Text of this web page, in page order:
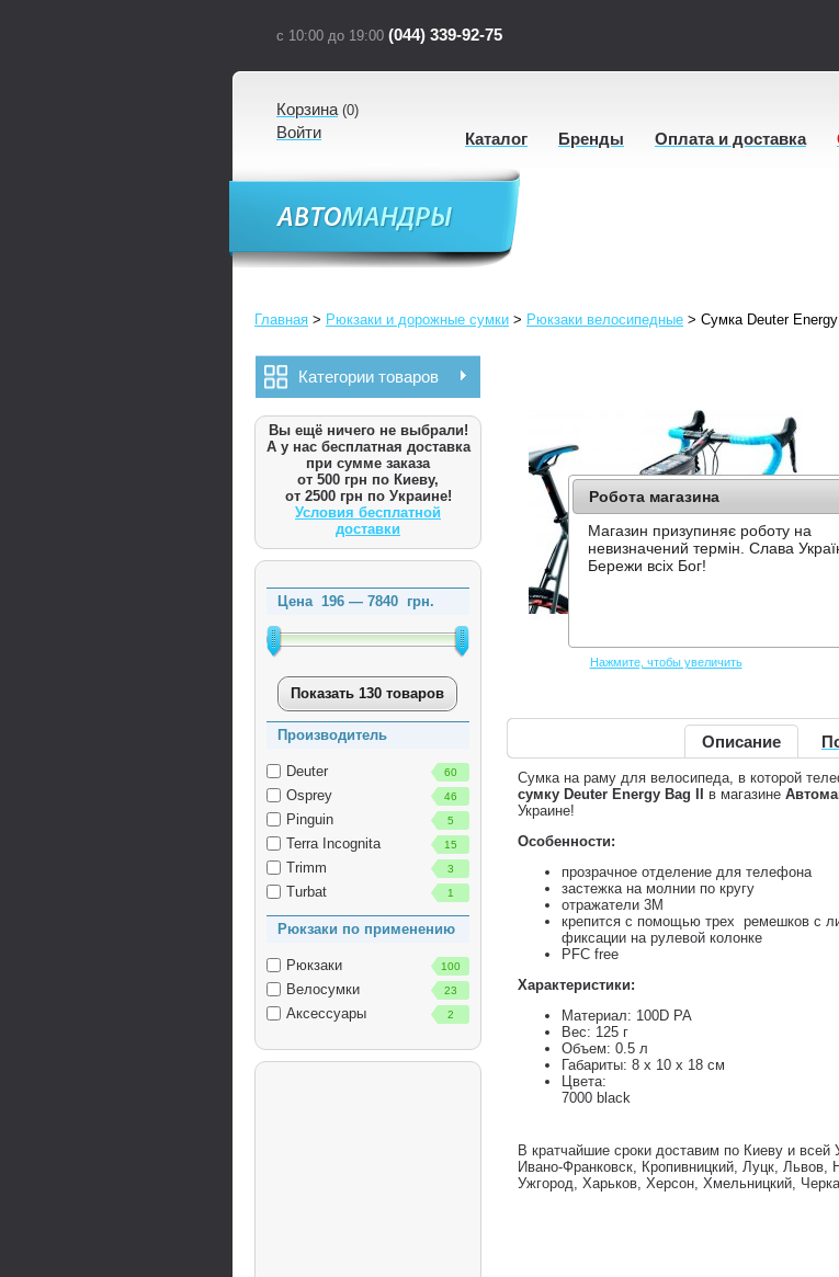
с 10:00 до 19:00 (044) 339-92-75
Корзина(0)
Войти Каталог Бренды Оплата и доставка
Главная > Рюкзаки и дорожные сумки > Рюкзаки велосипедные > Сумка Deuter Energy
Категории товаров
Вы ещё ничего не выбрали!
А у нас бесплатная доставка
при сумме заказа
от 500 грн по Киеву,
от 2500 грн по Украине!
Условия бесплатной
доставки
Цена 196 — 7840 грн.
Показать 130 товаров
Производитель
Deuter 60
Osprey 46
Pinguin 5
Terra Incognita 15
Trimm 3
Turbat 1
Рюкзаки по применению
Рюкзаки 100
Велосумки 23
Аксессуары 2
Нажмите, чтобы увеличить
Описание
Сумка на раму для велосипеда, в которой
сумку Deuter Energy Bag II
в магазине
Украине!
Особенности:
прозрачное отделение для телефона
застежка на молнии по кругу
отражатели 3M
крепится с помощью трех ремешков с
фиксации на рулевой колонке
PFC free
Характеристики:
Материал: 100D PA
Вес: 125 г
Объем: 0.5 л
Габариты: 8 x 10 x 18 см
Цвета:
7000 black
В кратчайшие сроки доставим по Киеву и
Ивано-Франковск, Кропивницкий, Луцк,
Ужгород, Харьков, Херсон, Хмельницкий,
Робота магазина
Магазин призупиняє роботу на
невизначений термін. Слава
Бережи всіх Бог!